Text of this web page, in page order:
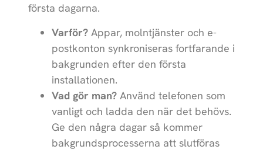
Flip7
Samsung
Galaxy Z
Flip7 FE
Samsung
Galaxy S25
Edge
Samsung
Galaxy Tab
Active5 Pro
första dagarna.
Varför? Appar, molntjänster och e-
postkonton synkroniseras fortfarande i
bakgrunden efter den första
installationen.
Vad gör man? Använd telefonen som
vanligt och ladda den när det behövs.
Ge den några dagar så kommer
bakgrundsprocesserna att slutföras